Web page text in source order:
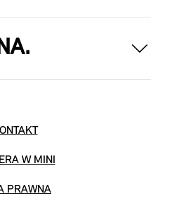
W MINI
PRAWNA